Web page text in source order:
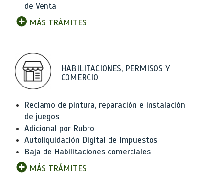
de Venta
MÁS TRÁMITES
HABILITACIONES, PERMISOS Y
COMERCIO
Reclamo de pintura, reparación e instalación
de juegos
Adicional por Rubro
Autoliquidación Digital de Impuestos
Baja de Habilitaciones comerciales
MÁS TRÁMITES